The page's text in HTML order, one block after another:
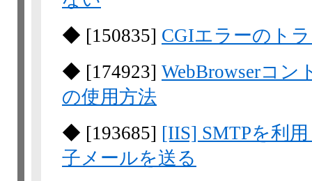
◆ [150835] CGIエラーのト
◆ [174923] WebBrowserコン
の使用方法
◆ [193685] [IIS] SMTPを利
子メールを送る